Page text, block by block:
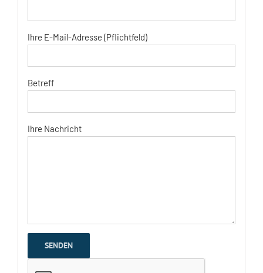
Ihre E-Mail-Adresse (Pflichtfeld)
Betreff
Ihre Nachricht